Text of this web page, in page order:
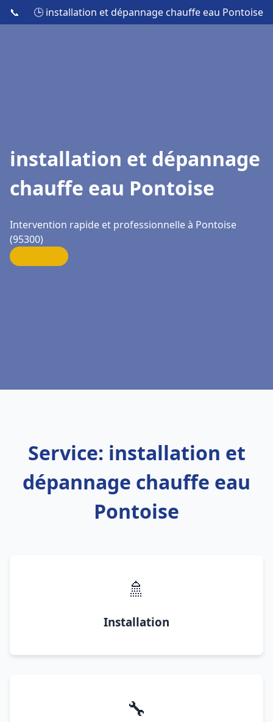
📞 🕒 installation et dépannage chauffe eau Pontoise
installation et dépannage
chauffe eau Pontoise
Intervention rapide et professionnelle à Pontoise
(95300)
Service: installation et
dépannage chauffe eau
Pontoise
🚿
Installation
🔧